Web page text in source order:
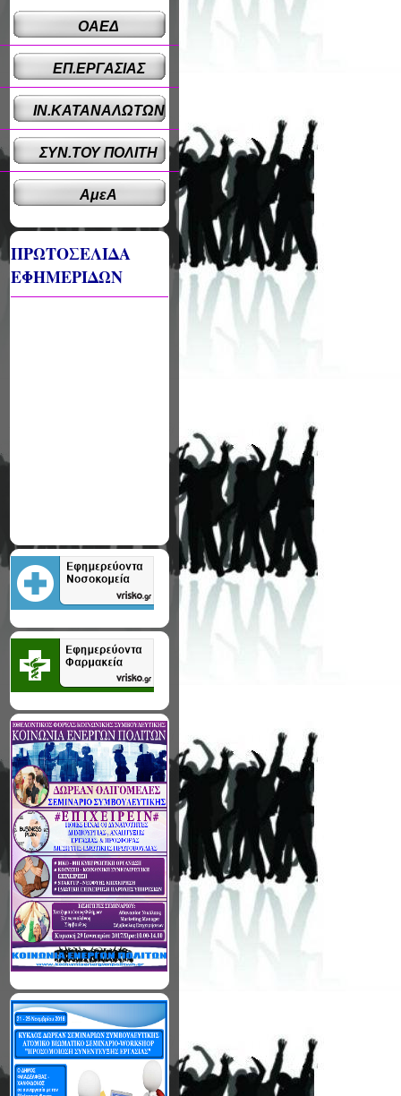
ΟΑΕΔ
ΕΠ.ΕΡΓΑΣΙΑΣ
ΙΝ.ΚΑΤΑΝΑΛΩΤΩΝ
ΣΥΝ.ΤΟΥ ΠΟΛΙΤΗ
ΑμεΑ
ΠΡΩΤΟΣΕΛΙΔΑ
ΕΦΗΜΕΡΙΔΩΝ